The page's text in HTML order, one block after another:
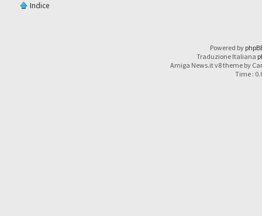
Indice
Powered by
Traduzione Italiana
Amiga News.it v8 theme by
Time :